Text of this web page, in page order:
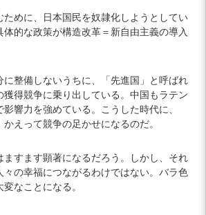
ために、日本国民を奴隷化しようとしてい
的な政策が構造改革＝新自由主義の導入
に整備しないうちに、「先進国」と呼ばれ
獲得競争に乗り出している。中国もラテン
響力を強めている。こうした時代に、
かえって競争の足かせになるのだ。
ますます顕著になるだろう。しかし、それ
々の幸福につながるわけではない。バラ色
なことになる。